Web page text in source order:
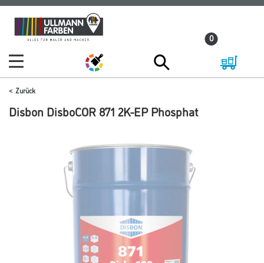
Zum
Inhalt
Zum
Navigationsmenü
0
Zurück
Disbon DisboCOR 871 2K-EP Phosphat